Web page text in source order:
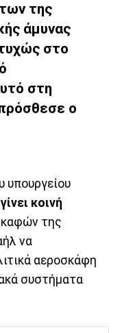
της
άμυνας
στο
στη
ο
κοινή
της
να
αεροσκάφη
συστήματα